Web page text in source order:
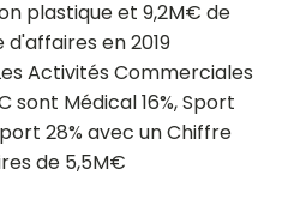
plastique et 9,2M€ de
en 2019
Activités Commerciales
sont Médical 16%, Sport
28% avec un Chiffre
de 5,5M€